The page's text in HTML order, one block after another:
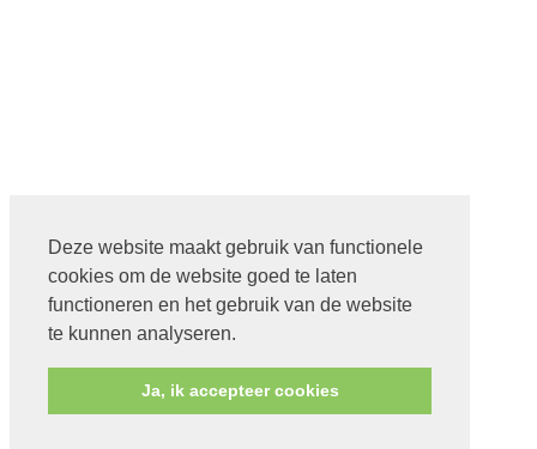
Deze website maakt gebruik van functionele
cookies om de website goed te laten
functioneren en het gebruik van de website
te kunnen analyseren.
Ja, ik accepteer cookies